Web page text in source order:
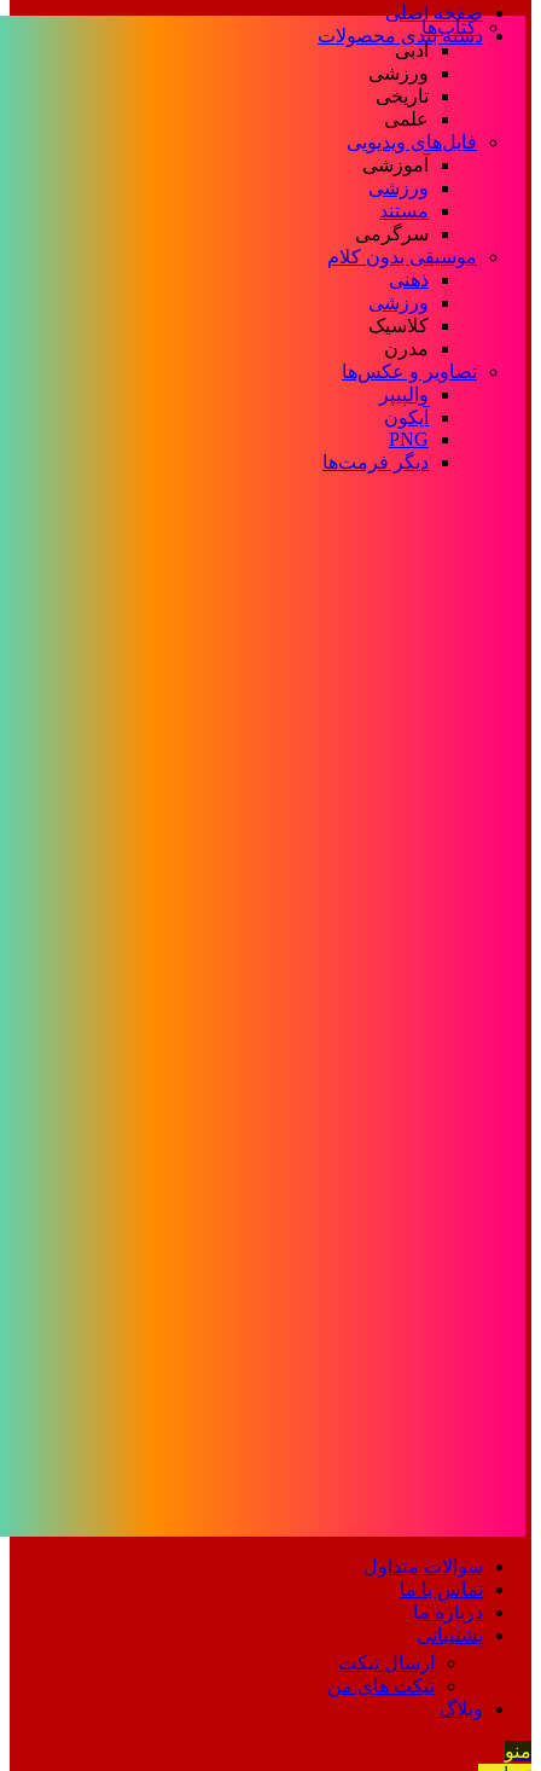
صفحه اصلی
دسته بندی محصولات
کتاب‌ها
ادبی
ورزشی
تاریخی
علمی
فایل‌های ویدیویی
آموزشی
ورزشی
مستند
سرگرمی
موسیقی بدون کلام
ذهنی
ورزشی
کلاسیک
مدرن
تصاویر و عکس‌ها
والپیپر
آیکون
PNG
دیگر فرمت‌ها
سوالات متداول
تماس با ما
درباره ما
پشتیبانی
ارسال تیکت
تیکت های من
وبلاگ
منو